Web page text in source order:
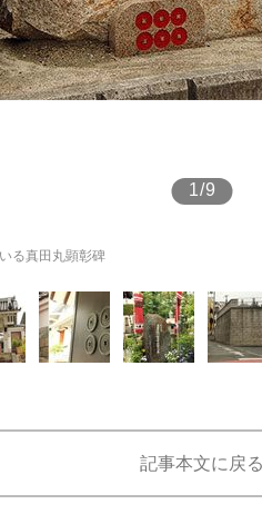
悲しい」『北の国から』倉本聰氏
1/9
る真田丸顕彰碑
記事本文に戻る